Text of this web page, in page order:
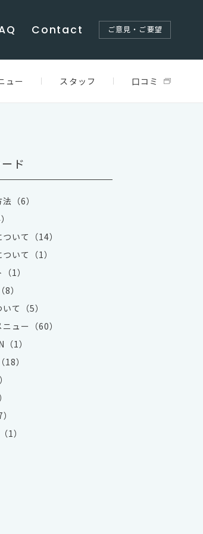
Contact ご意見・ご要望
ド
（6）
いて（14）
いて（1）
1）
）
て（5）
ュー（60）
1）
）
1）
ュー スタッフ 口コミ